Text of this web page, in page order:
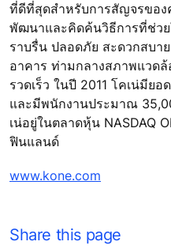
ที่ดีที่สุดสำหรับการสัญจรของ
พัฒนาและคิดค้นวิธีการที่ช่ว
ราบรื่น ปลอดภัย สะดวกสบา
อาคาร ท่ามกลางสภาพแวด
รวดเร็ว ในปี 2011 โคเน่มีย
และมีพนักงานประมาณ
เน่อยู่ในตลาดหุ้น NASDAQ
ฟินแลนด์
www.kone.com
Share this page